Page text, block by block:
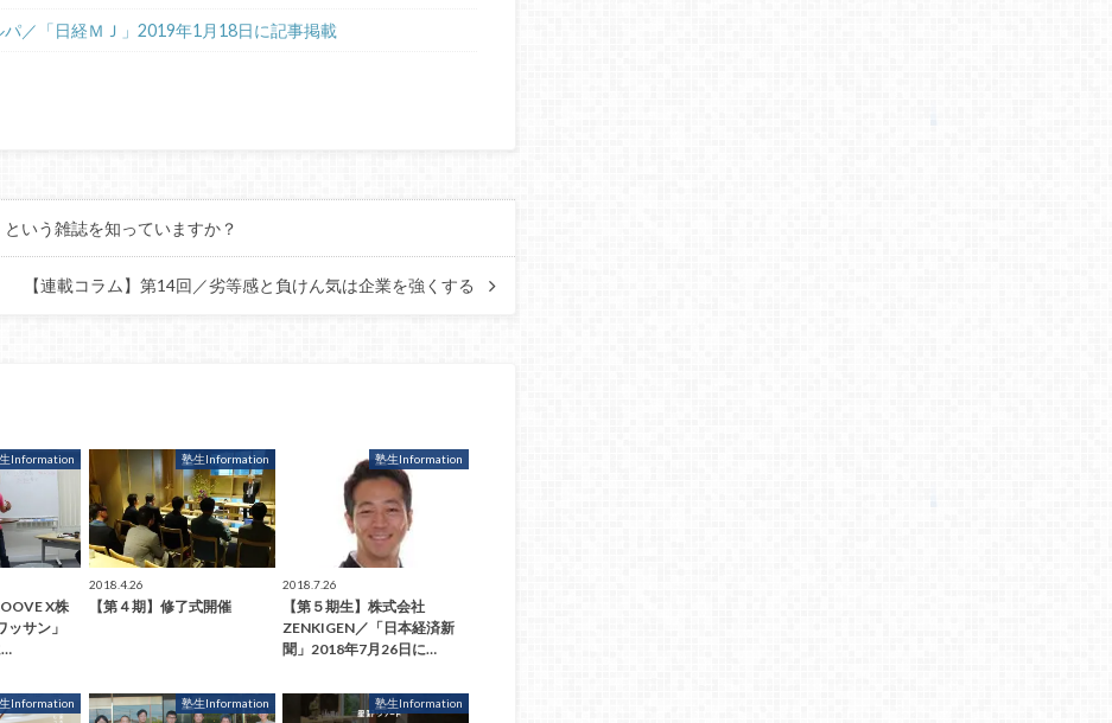
パ／「日経ＭＪ」2019年1月18日に記事掲載
界』という雑誌を知っていますか？
【連載コラム】第14回／劣等感と負けん気は企業を強くする
Information
X株
ッサン」
…
塾生Information
2018.4.26
【第４期】修了式開催
塾生Information
2018.7.26
【第５期生】株式会社
ZENKIGEN／「日本経済新
聞」2018年7月26日に…
Information 塾生Information 塾生Information